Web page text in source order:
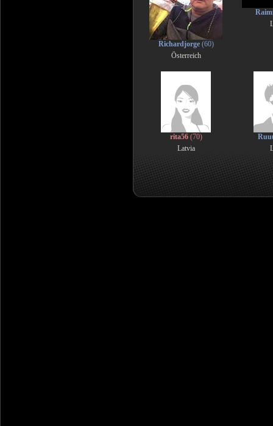
Richardjorge(60)
Österreich
rita56(70)
Latvia